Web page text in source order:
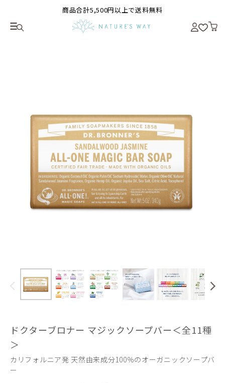
商品合計5,500円以上で送料無料
ドクターブロナー マジックソープバー＜全11種
＞
カリフォルニア発 天然由来成分100％のオーガニックソープバ
ー